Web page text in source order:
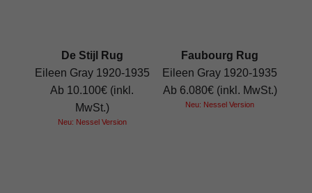
De Stijl Rug
Eileen Gray 1920-1935
Ab 10.100€ (inkl.
MwSt.)
Neu: Nessel Version
Faubourg Rug
Eileen Gray 1920-1935
Ab 6.080€ (inkl. MwSt.)
Neu: Nessel Version